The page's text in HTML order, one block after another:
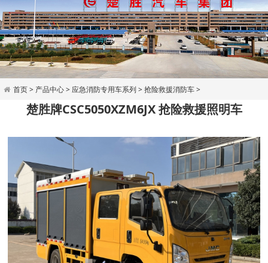
首页> 产品中心>应急消防专用车系列>抢险救援消防车>
楚胜牌CSC5050XZM6JX 抢险救援照明车